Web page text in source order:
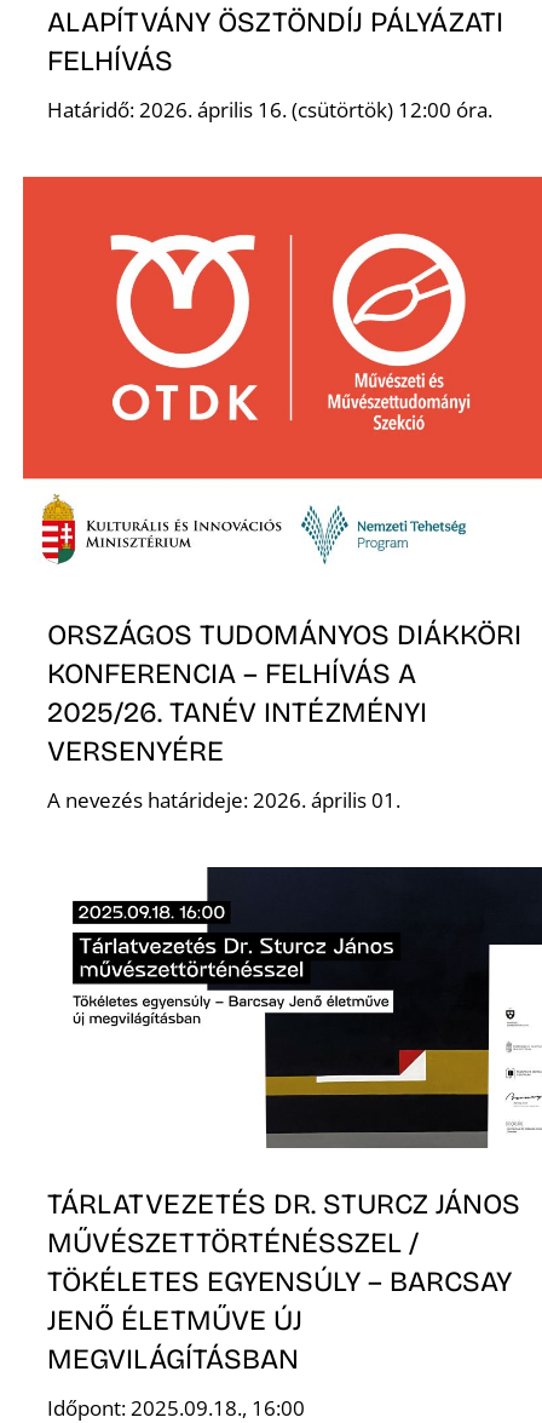
ALAPÍTVÁNY ÖSZTÖNDÍJ PÁLYÁZATI
FELHÍVÁS
Határidő: 2026. április 16. (csütörtök) 12:00 óra.
ORSZÁGOS TUDOMÁNYOS DIÁKKÖRI
KONFERENCIA – FELHÍVÁS A
2025/26. TANÉV INTÉZMÉNYI
VERSENYÉRE
A nevezés határideje: 2026. április 01.
TÁRLATVEZETÉS DR. STURCZ JÁNOS
MŰVÉSZETTÖRTÉNÉSSZEL /
TÖKÉLETES EGYENSÚLY – BARCSAY
JENŐ ÉLETMŰVE ÚJ
MEGVILÁGÍTÁSBAN
Időpont: 2025.09.18., 16:00